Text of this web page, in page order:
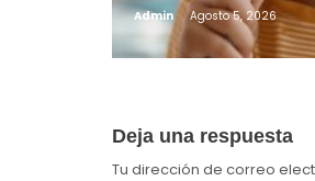
Admin Agosto 5, 2026
Deja una respuesta
Tu dirección de correo